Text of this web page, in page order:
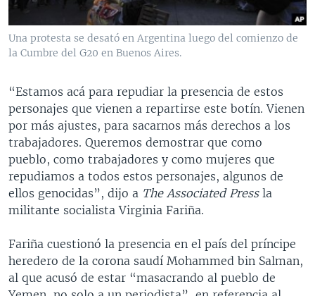
Una protesta se desató en Argentina luego del comienzo de
la Cumbre del G20 en Buenos Aires.
“Estamos acá para repudiar la presencia de estos
personajes que vienen a repartirse este botín. Vienen
por más ajustes, para sacarnos más derechos a los
trabajadores. Queremos demostrar que como
pueblo, como trabajadores y como mujeres que
repudiamos a todos estos personajes, algunos de
ellos genocidas”, dijo a The Associated Pressla
militante socialista Virginia Fariña.
Fariña cuestionó la presencia en el país del príncipe
heredero de la corona saudí Mohammed bin Salman,
al que acusó de estar “masacrando al pueblo de